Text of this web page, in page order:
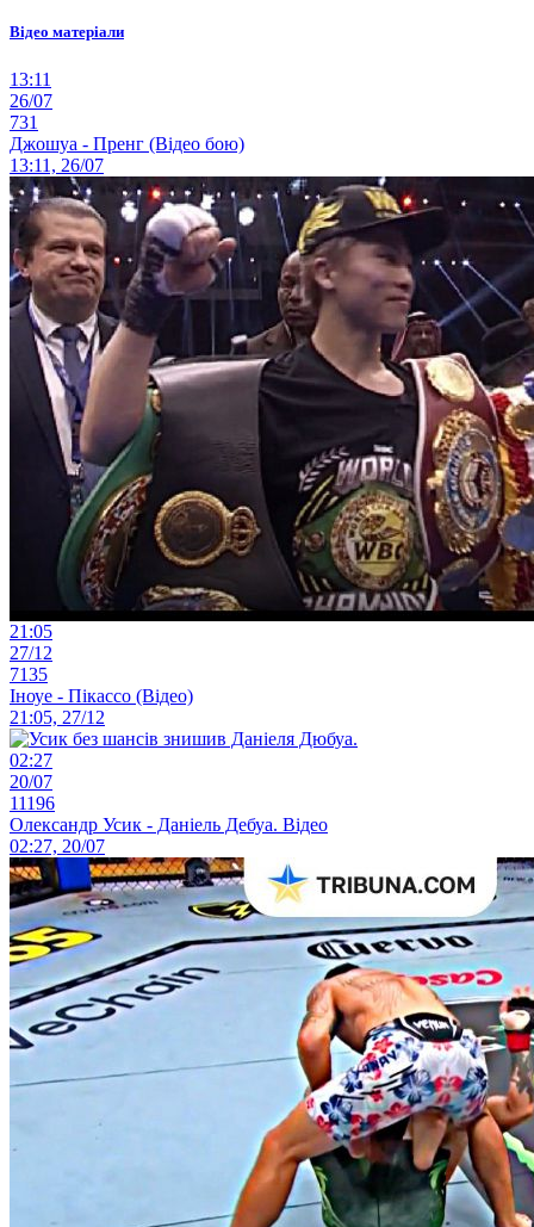
Відео матеріали
13:11
26/07
731
Джошуа - Пренг (Відео бою)
13:11, 26/07
21:05
27/12
7135
Іноуе - Пікассо (Відео)
21:05, 27/12
02:27
20/07
11196
Олександр Усик - Даніель Дебуа. Відео
02:27, 20/07